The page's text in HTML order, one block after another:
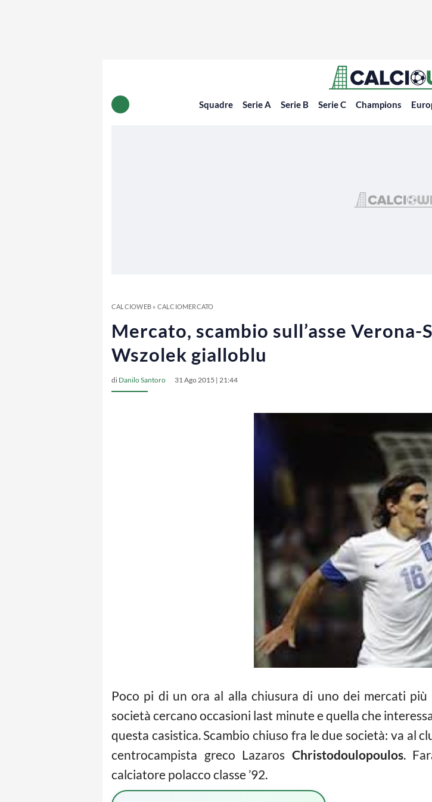
Squadre Serie A Serie B Serie C Champions
CALCIOWEB» CALCIOMERCATO
Mercato, scambio sull’asse Verona-
Wszolek gialloblu
di Danilo Santoro 31 Ago 2015 | 21:44
Poco pi di un ora al alla chiusura di uno dei mercati
società cercano occasioni last minute e quella che
questa casistica. Scambio chiuso fra le due società: va al
centrocampista greco Lazaros Christodoulopoulos.
calciatore polacco classe ’92.